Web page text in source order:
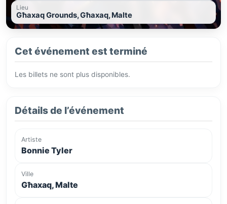
Lieu
Għaxaq Grounds, Għaxaq, Malte
Cet événement est terminé
Les billets ne sont plus disponibles.
Détails de l’événement
Artiste
Bonnie Tyler
Ville
Għaxaq, Malte